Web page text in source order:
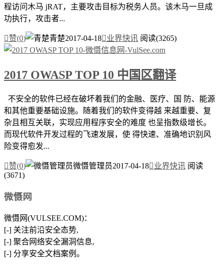
程访问木马 jRAT，主要攻击目标为税务人员。该木马一旦成
功执行，攻击者...
赞(0) 青楚2017-04-18业界快讯 阅读(3265)
2017 OWASP TOP 10 中国区翻译
不安全的软件已经在破坏着我们的金融、医疗、国 防、能源
和其他重要基础设施。随着我们的软件变得越 来越重要、复
杂且相互关联，实现应用程序安全的难度 也呈指数级增长。
而现代软件开发过程的飞速发展，使 得快速、准确地识别风
险变得愈发...
赞(0) 微慑管理员2017-04-18业界快讯 阅读
(3671)
微慑网
微慑网(VULSEE.COM)：
[-] 关注前沿安全态势,
[-] 聚合网络安全漏洞信息,
[-] 分享安全文档案例。